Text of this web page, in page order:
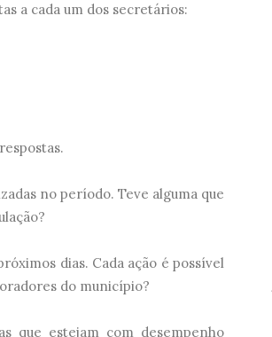
a cada um dos secretários:
no período. Teve alguma que
dias. Cada ação é possível
do município?
que estejam com desempenho